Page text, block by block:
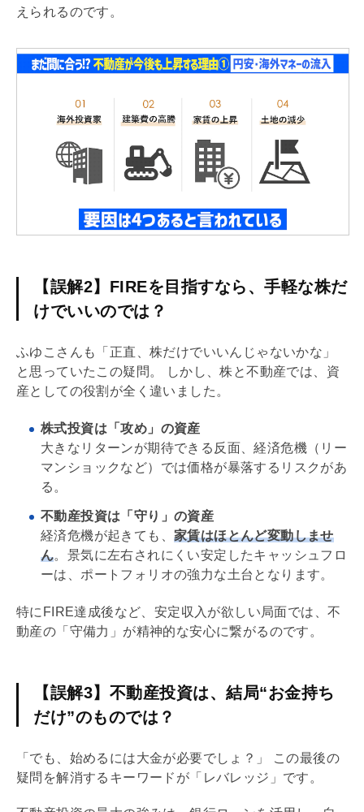
えられるのです。
【誤解2】FIREを目指すなら、手軽な株だ
けでいいのでは？
ふゆこさんも「正直、株だけでいいんじゃないかな」
と思っていたこの疑問。 しかし、株と不動産では、資
産としての役割が全く違いました。
株式投資は「攻め」の資産
大きなリターンが期待できる反面、経済危機（リー
マンショックなど）では価格が暴落するリスクがあ
る。
不動産投資は「守り」の資産
経済危機が起きても、 家賃はほとんど変動しませ
ん。景気に左右されにくい安定したキャッシュフロ
ーは、ポートフォリオの強力な土台となります。
特にFIRE達成後など、安定収入が欲しい局面では、不
動産の「守備力」が精神的な安心に繋がるのです。
【誤解3】不動産投資は、結局“お金持ち
だけ”のものでは？
「でも、始めるには大金が必要でしょ？」 この最後の
疑問を解消するキーワードが「 レバレッジ 」です。